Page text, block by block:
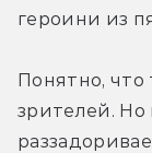
героини из
Понятно, что
зрителей.